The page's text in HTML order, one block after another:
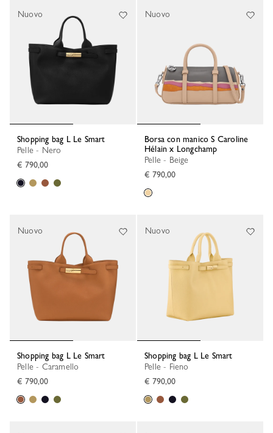
Shopping bag L Le Smart
Pelle - Nero
€ 790,00
Nuovo
Borsa con manico S Caroline
Hélain x Longchamp
Pelle - Beige
€ 790,00
Nuovo
Shopping bag L Le Smart
Pelle - Caramello
€ 790,00
Nuovo
Shopping bag L Le Smart
Pelle - Fieno
€ 790,00
Nuovo